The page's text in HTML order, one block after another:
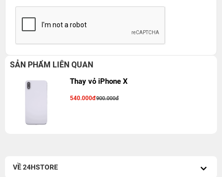
SẢN PHẨM LIÊN QUAN
Thay vỏ iPhone X
540.000đ900.000đ
VỀ 24HSTORE